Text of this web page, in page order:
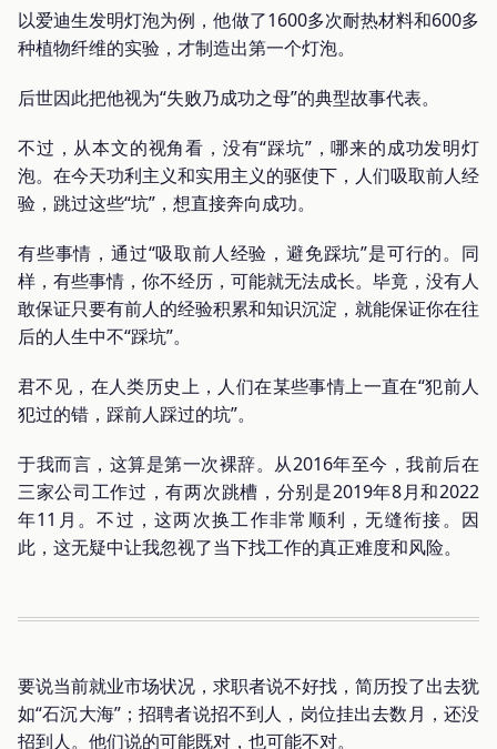
以爱迪生发明灯泡为例，他做了1600多次耐热材料和600多
种植物纤维的实验，才制造出第一个灯泡。
后世因此把他视为“失败乃成功之母”的典型故事代表。
不过，从本文的视角看，没有“踩坑”，哪来的成功发明灯
泡。在今天功利主义和实用主义的驱使下，人们吸取前人经
验，跳过这些“坑”，想直接奔向成功。
有些事情，通过“吸取前人经验，避免踩坑”是可行的。同
样，有些事情，你不经历，可能就无法成长。毕竟，没有人
敢保证只要有前人的经验积累和知识沉淀，就能保证你在往
后的人生中不“踩坑”。
君不见，在人类历史上，人们在某些事情上一直在“犯前人
犯过的错，踩前人踩过的坑”。
于我而言，这算是第一次裸辞。从2016年至今，我前后在
三家公司工作过，有两次跳槽，分别是2019年8月和2022
年11月。不过，这两次换工作非常顺利，无缝衔接。因
此，这无疑中让我忽视了当下找工作的真正难度和风险。
要说当前就业市场状况，求职者说不好找，简历投了出去犹
如“石沉大海”；招聘者说招不到人，岗位挂出去数月，还没
招到人。他们说的可能既对，也可能不对。